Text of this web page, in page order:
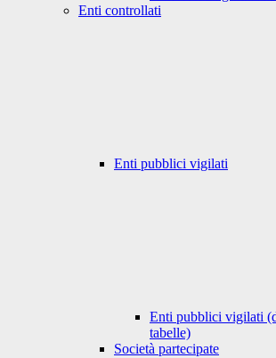
Enti controllati
Enti pubblici vigilati
Enti pubblici vigilati
tabelle)
Società partecipate